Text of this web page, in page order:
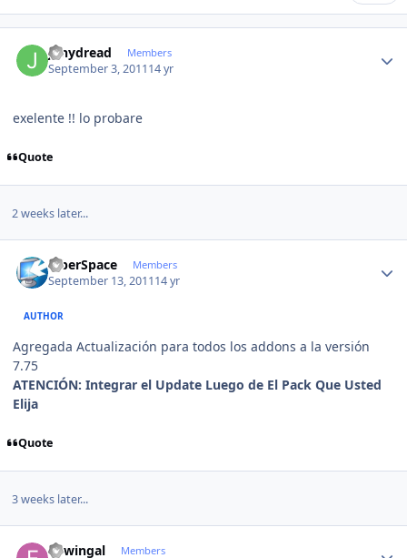
jonydread Members
September 3, 201114 yr
exelente !! lo probare
Quote
2 weeks later...
CiberSpace Members
September 13, 201114 yr
AUTHOR
Agregada Actualización para todos los addons a la versión
7.75
ATENCIÓN: Integrar el Update Luego de El Pack Que Usted
Elija
Quote
3 weeks later...
edwingal Members